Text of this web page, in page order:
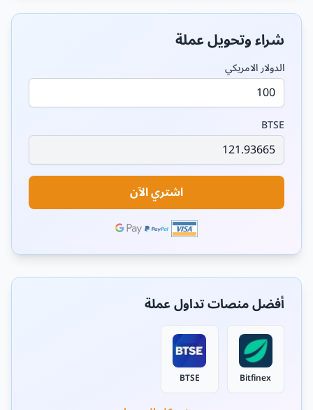
شراء وتحويل عملة
الدولار الامريكي
BTSE
اشتري الآن
أفضل منصات تداول عملة
Bitfinex
BTSE